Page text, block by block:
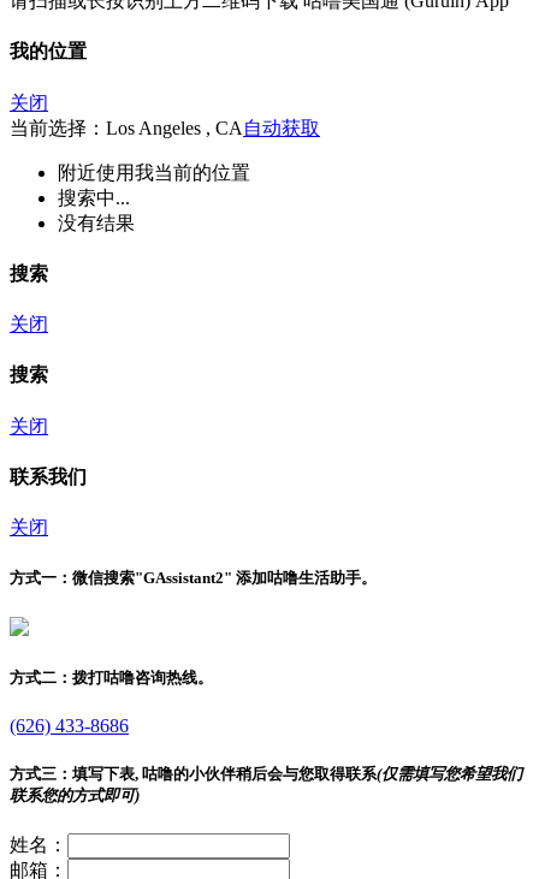
我的位置
关闭
当前选择：Los Angeles , CA 自动获取
附近使用我当前的位置
搜索中...
没有结果
搜索
关闭
搜索
关闭
联系我们
关闭
方式一： 微信搜索"GAssistant2" 添加咕噜生活助手。
方式二： 拨打咕噜咨询热线。
(626) 433-8686
方式三： 填写下表, 咕噜的小伙伴稍后会与您取得联系(仅需填写您希望我们
联系您的方式即可)
姓名：
邮箱：